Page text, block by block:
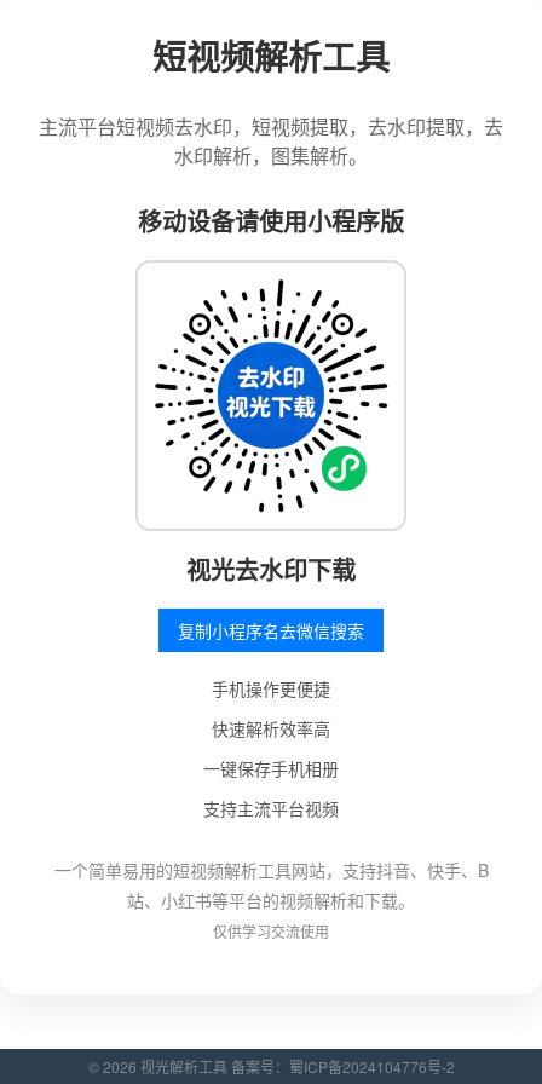
短视频解析工具
主流平台短视频去水印，短视频提取，去水印提取，去
水印解析，图集解析。
移动设备请使用小程序版
视光去水印下载
复制小程序名去微信搜索
手机操作更便捷
快速解析效率高
一键保存手机相册
支持主流平台视频
一个简单易用的短视频解析工具网站，支持抖音、快手、B
站、小红书等平台的视频解析和下载。
仅供学习交流使用
© 2026 视光解析工具 备案号： 蜀ICP备2024104776号-2